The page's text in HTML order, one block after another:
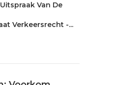
Van De
Verkeersrecht -...